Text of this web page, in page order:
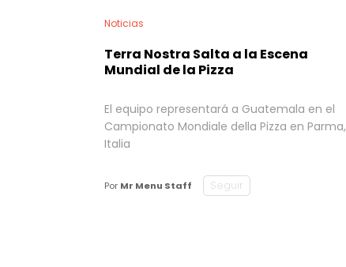
Noticias
Terra Nostra Salta a la Escena
Mundial de la Pizza
El equipo representará a Guatemala en el
Campionato Mondiale della Pizza en Parma,
Italia
Por Mr Menu Staff Seguir